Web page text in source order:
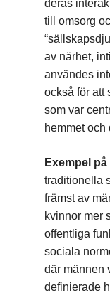
deras
till omsorg
av närhet,
användes
också för att
som var
hemmet och
Exempel
traditionella
främst av
kvinnor mer
offentliga
sociala
där männen
definierade